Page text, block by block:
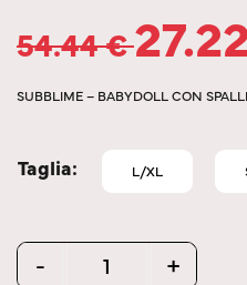
54.44€
SUBBLIME – BABYDOLL CON
Taglia L/XL
Quantity
- +